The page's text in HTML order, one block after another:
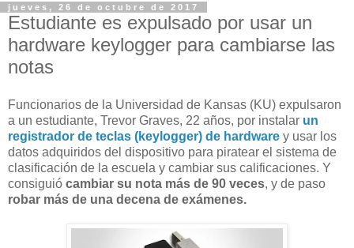
jueves, 26 de octubre de 2017
Estudiante es expulsado por usar un
hardware keylogger para cambiarse las
notas
Funcionarios de la Universidad de Kansas (KU) expulsaron
a un estudiante, Trevor Graves, 22 años, por instalar un
registrador de teclas (keylogger) de hardware y usar los
datos adquiridos del dispositivo para piratear el sistema de
clasificación de la escuela y cambiar sus calificaciones. Y
consiguió cambiar su nota más de 90 veces, y de paso
robar más de una decena de exámenes.